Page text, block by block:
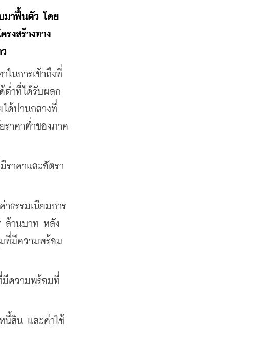
มาฟื้นตัว โดย
รงสร้างทาง
นการเข้าถึงที่
ต่ำที่ได้รับผลก
ด้ปานกลางที่
ราคาต่ำของภาค
าคาและอัตรา
ธรรมเนียมการ
ล้านบาท หลัง
ที่มีความพร้อม
ความพร้อมที่
นี้สิน และค่าใช้